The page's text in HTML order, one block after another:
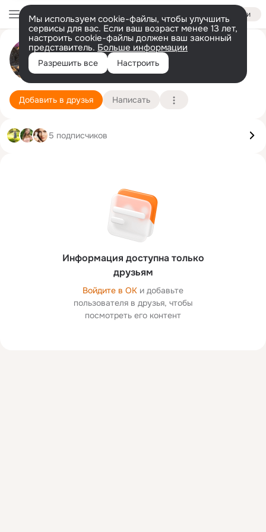
Войти
Мы используем cookie-файлы, чтобы улучшить
сервисы для вас. Если ваш возраст менее 13 лет,
настроить cookie-файлы должен ваш законный
представитель. Больше информации
Разрешить все Настроить
Лариса Родионова (Самохина)
Мытищи 25 июня Подробнее
Добавить в друзья Написать
Информация доступна только
друзьям
Войдите в ОК и добавьте
пользователя в друзья, чтобы
посмотреть его контент
5 подписчиков